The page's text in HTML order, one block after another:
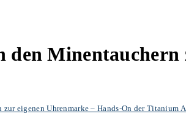
den
eigenen Uhrenmarke – Hands-On der Titanium